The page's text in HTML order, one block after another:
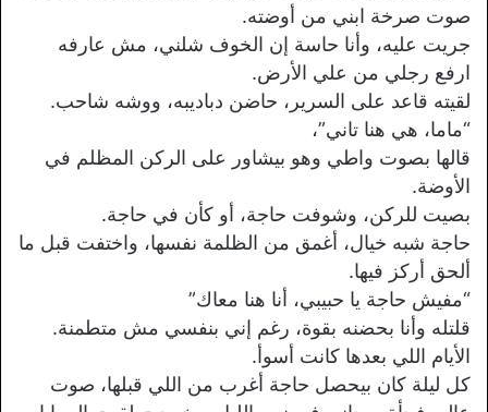
صوت صرخة ابني من أوضته.
جريت عليه، وأنا حاسة إن الخوف شلني، مش عارفه
ارفع رجلي من علي الأرض.
لقيته قاعد على السرير، حاضن دباديبه، ووشه شاحب.
“ماما، هي هنا تاني”،
قالها بصوت واطي وهو بيشاور على الركن المظلم في
الأوضة.
بصيت للركن، وشوفت حاجة، أو كأن في حاجة.
حاجة شبه خيال، أغمق من الظلمة نفسها، واختفت قبل ما
ألحق أركز فيها.
“مفيش حاجة يا حبيبي، أنا هنا معاك”
قلتله وأنا بحضنه بقوة، رغم إني بنفسي مش متطمنة.
الأيام اللي بعدها كانت أسوأ.
كل ليلة كان بيحصل حاجة أغرب من اللي قبلها، صوت